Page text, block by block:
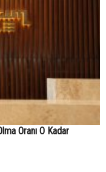
Oranı O Kadar